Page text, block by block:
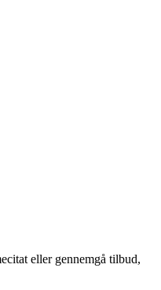
eller gennemgå tilbud,